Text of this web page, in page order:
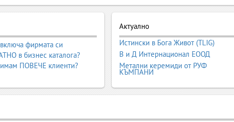
на ново начало, на любов, на обещание. За много жени изборът на
всяка булка иска да изглежда като най-красивата, най-
и разнообразна. От класическите бели рокли с воал, през
Именно затова много бъдещи булки се чувстват объркани:
са нужни, колко време отнема ушиването и какво да очакват до
корекции, аксесоари, грижа за роклята и още много детайли,
фирмата си
в бизнес каталога?
ПОВЕЧЕ клиенти?
Актуално
Истински в Бога Живот (TLIG)
В и Д Интернационал ЕООД
Метални керемиди от РУФ
КЪМПАНИ